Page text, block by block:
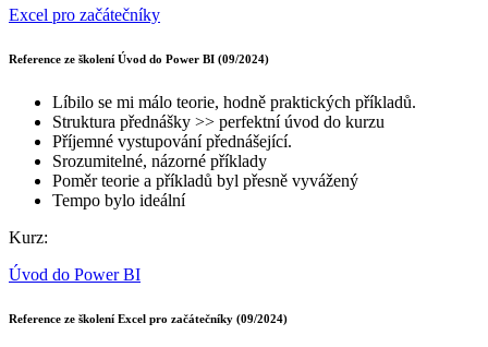
Excel pro začátečníky
Reference ze školení Úvod do Power BI (09/2024)
Líbilo se mi málo teorie, hodně praktických příkladů.
Struktura přednášky >> perfektní úvod do kurzu
Příjemné vystupování přednášející.
Srozumitelné, názorné příklady
Poměr teorie a příkladů byl přesně vyvážený
Tempo bylo ideální
Kurz:
Úvod do Power BI
Reference ze školení Excel pro začátečníky (09/2024)